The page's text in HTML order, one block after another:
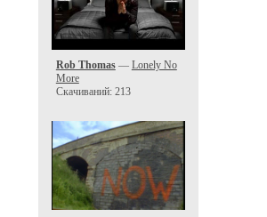
Rob Thomas— Lonely No
More
Скачиваний: 213